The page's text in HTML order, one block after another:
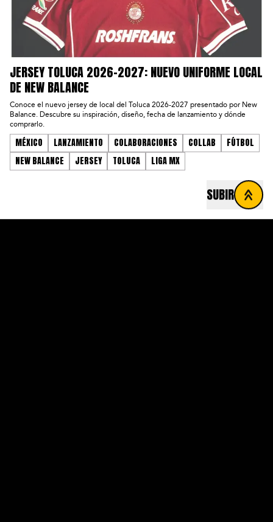
JERSEY TOLUCA 2026-2027: NUEVO UNIFORME LOCAL
DE NEW BALANCE
Conoce el nuevo jersey de local del Toluca 2026-2027 presentado por New
Balance. Descubre su inspiración, diseño, fecha de lanzamiento y dónde
comprarlo.
MÉXICO LANZAMIENTO COLABORACIONES COLLAB
FÚTBOL
NEW BALANCE
JERSEY TOLUCA LIGA MX
SUBIR